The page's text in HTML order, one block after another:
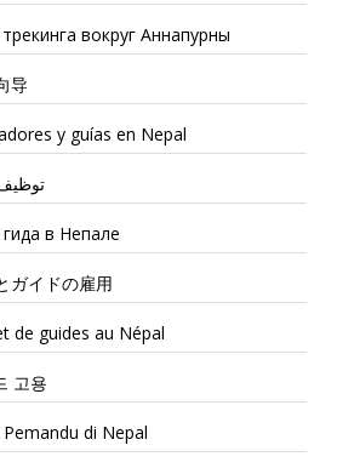
вокруг Аннапурны
导
y guías en Nepal
в Непале
ガイドの雇用
de guides au Népal
고용
di Nepal